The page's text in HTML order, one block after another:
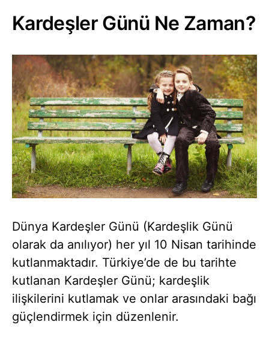
Kardeşler Günü Ne Zaman?
Dünya Kardeşler Günü (Kardeşlik Günü
olarak da anılıyor) her yıl 10 Nisan tarihinde
kutlanmaktadır. Türkiye’de de bu tarihte
kutlanan Kardeşler Günü; kardeşlik
ilişkilerini kutlamak ve onlar arasındaki bağı
güçlendirmek için düzenlenir.